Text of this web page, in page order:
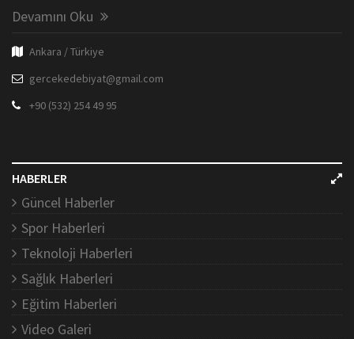
Devamını Oku
Ankara / Türkiye
gercekedebiyat@gmail.com
+90 (532) 254 49 95
HABERLER
Güncel Haberler
Spor Haberleri
Teknoloji Haberleri
Sağlık Haberleri
Eğitim Haberleri
Video Galeri